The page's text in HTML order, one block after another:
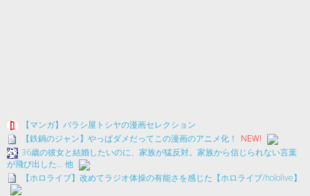
【マンガ】バラシ屋トシヤの漫画セレクション
【鉄鍋のジャン】やっぱダメだってこの漫画のアニメ化！
NEW!
36歳の彼女と結婚したいのに、家族が猛反対。家族から信じられない言葉
が飛び出した… 他
【ホロライブ】改めてラジオ体操の有能さを感じた【ホロライブ/hololive】